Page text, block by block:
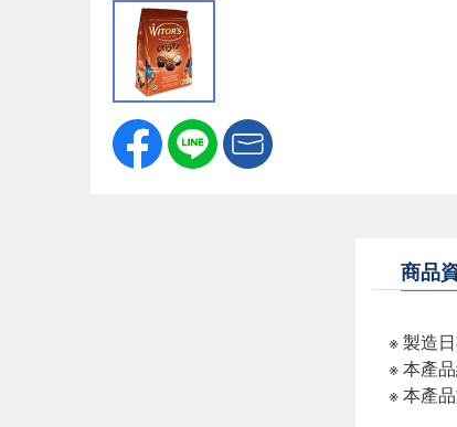
商品
※ 製造
※ 本產
※ 本產